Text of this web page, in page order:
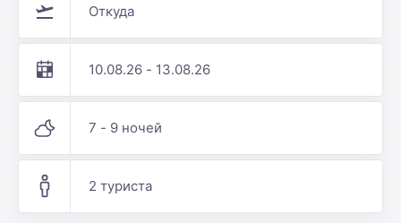
Откуда
10.08.26 - 13.08.26
7 - 9 ночей
2 туриста